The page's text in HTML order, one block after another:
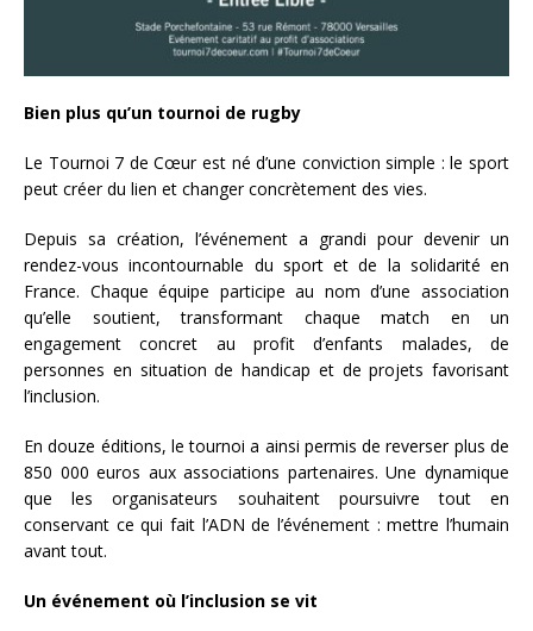
Bien plus qu’un tournoi de rugby
Le Tournoi 7 de Cœur est né d’une conviction simple : le sport
peut créer du lien et changer concrètement des vies.
Depuis sa création, l’événement a grandi pour devenir un
rendez-vous incontournable du sport et de la solidarité en
France. Chaque équipe participe au nom d’une association
qu’elle soutient, transformant chaque match en un
engagement concret au profit d’enfants malades, de
personnes en situation de handicap et de projets favorisant
l’inclusion.
En douze éditions, le tournoi a ainsi permis de reverser plus de
850 000 euros aux associations partenaires. Une dynamique
que les organisateurs souhaitent poursuivre tout en
conservant ce qui fait l’ADN de l’événement : mettre l’humain
avant tout.
Un événement où l’inclusion se vit